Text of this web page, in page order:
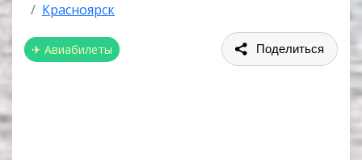
Красноярск
✈ Авиабилеты Поделиться